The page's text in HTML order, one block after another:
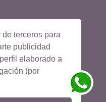
terceros para
publicidad
elaborado a
(por
derechos reservados